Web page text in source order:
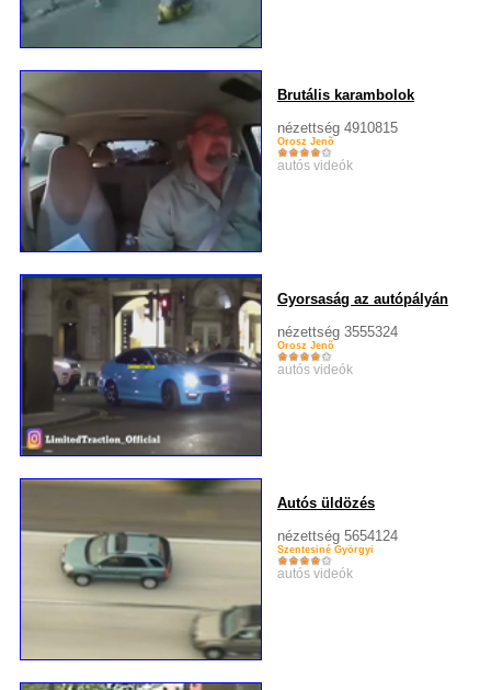
Brutális karambolok
nézettség 4910815
Orosz Jenõ
autós videók
Gyorsaság az autópályán
nézettség 3555324
Orosz Jenõ
autós videók
Autós üldözés
nézettség 5654124
Szentesiné Györgyi
autós videók